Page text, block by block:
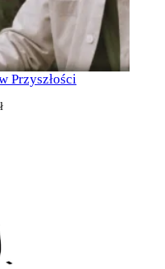
Przyszłości